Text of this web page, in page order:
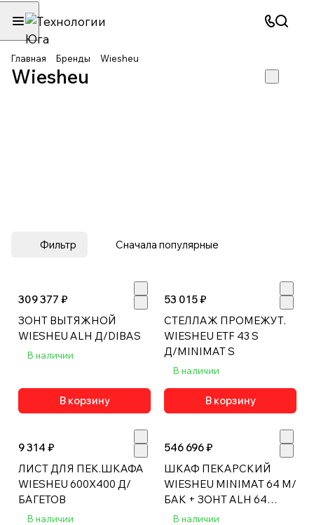
Главная Бренды Wiesheu
Wiesheu
Фильтр Сначала популярные
309 377 ₽
ЗОНТ ВЫТЯЖНОЙ
WIESHEU ALH Д/DIBAS
В наличии
В корзину
53 015 ₽
СТЕЛЛАЖ ПРОМЕЖУТ.
WIESHEU ETF 43 S
Д/MINIMAT S
В наличии
В корзину
9 314 ₽
ЛИСТ ДЛЯ ПЕК.ШКАФА
WIESHEU 600Х400 Д/
БАГЕТОВ
В наличии
546 696 ₽
ШКАФ ПЕКАРСКИЙ
WIESHEU MINIMAT 64 M/
БАК + ЗОНТ ALH 64
MINIMAT
В наличии